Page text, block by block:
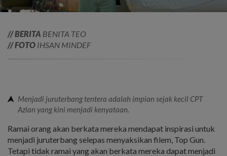
// BERITA BENITA TEO
// FOTO IHSAN MINDEF
Menjadi juruterbang tentera adalah impian sejak kecil CPT
Azlan yang kini menjadi kenyataan.
Ramai orang akan berkata mereka mendapat inspirasi untuk
menjadi juruterbang selepas menyaksikan filem, Top Gun.
Tetapi tidak ramai yang akan berkata mereka dapat menjadi